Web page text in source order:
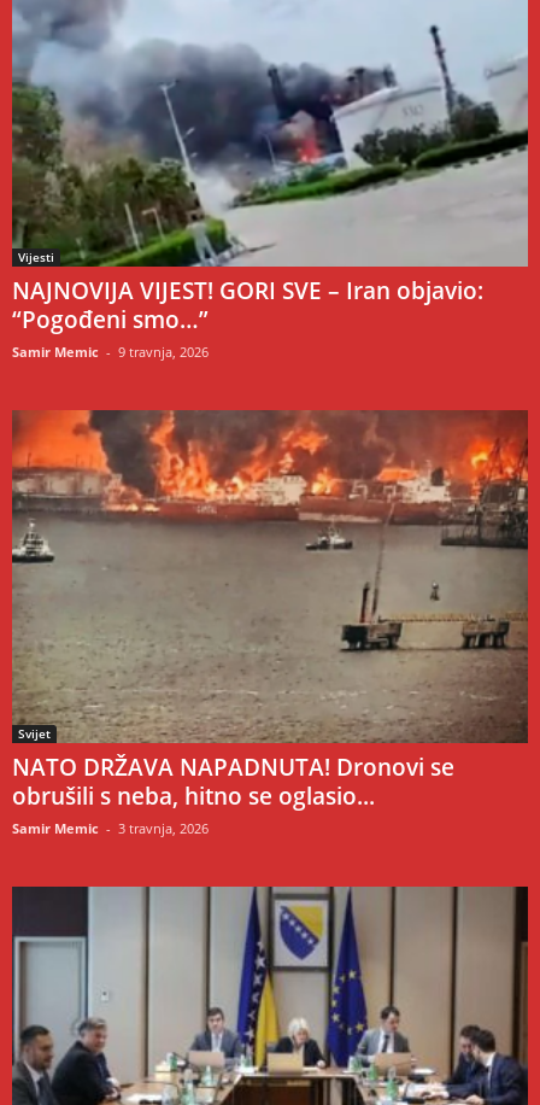
Vijesti
NAJNOVIJA VIJEST! GORI SVE – Iran objavio:
“Pogođeni smo…”
Samir Memic - 9 travnja, 2026
Svijet
NATO DRŽAVA NAPADNUTA! Dronovi se
obrušili s neba, hitno se oglasio...
Samir Memic - 3 travnja, 2026